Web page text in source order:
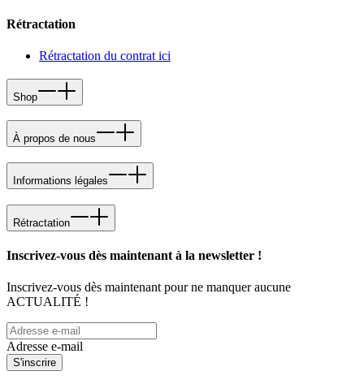
Rétractation
Rétractation du contrat ici
Shop
À propos de nous
Informations légales
Rétractation
Inscrivez-vous dès maintenant à la newsletter !
Inscrivez-vous dès maintenant pour ne manquer aucune
ACTUALITÉ !
Adresse e-mail
S'inscrire